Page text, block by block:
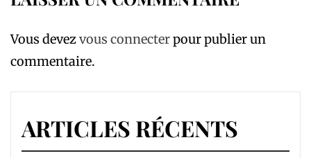
Vous devezvous connecterpour publier un
commentaire.
ARTICLES RÉCENTS